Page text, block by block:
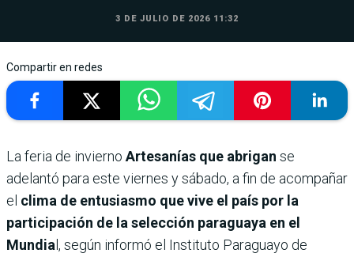
3 DE JULIO DE 2026 11:32
Compartir en redes
La feria de invierno Artesanías que abrigan se
adelantó para este viernes y sábado, a fin de acompañar
el clima de entusiasmo que vive el país por la
participación de la selección paraguaya en el
Mundia l, según informó el Instituto Paraguayo de